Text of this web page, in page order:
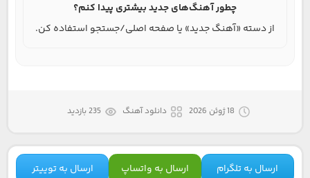
چطور آهنگ‌های جدید بیشتری پیدا کنم؟
از دسته «آهنگ جدید» یا صفحه اصلی/جستجو استفاده کن.
18 ژوئن 2026 دانلود آهنگ 235 بازدید
ارسال به تلگرام ارسال به واتساپ ارسال به توییتر